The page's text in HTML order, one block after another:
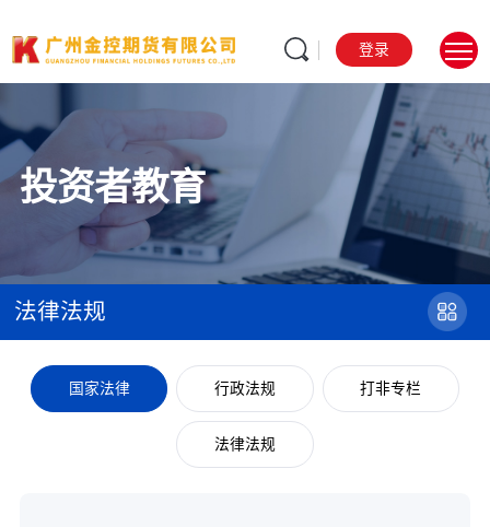
登录
投资者教育
法律法规
国家法律 行政法规 打非专栏
法律法规